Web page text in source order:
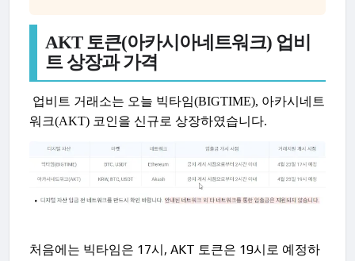
AKT 토큰(아카시아네트워크) 업비
트 상장과 가격
업비트 거래소는 오늘 빅타임(BIGTIME), 아카시네트
워크(AKT) 코인을 신규로 상장하였습니다.
처음에는 빅타임은 17시, AKT 토큰은 19시로 예정하